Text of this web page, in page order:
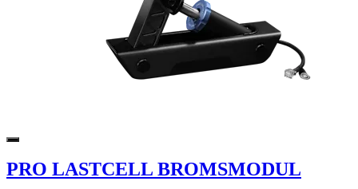
PRO LASTCELL BROMSMODUL